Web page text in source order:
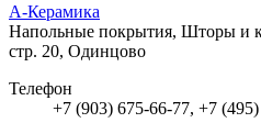
А-Керамика
Напольные покрытия, Шторы и
стр. 20, Одинцово
Телефон
+7 (903) 675-66-77, +7 (495)